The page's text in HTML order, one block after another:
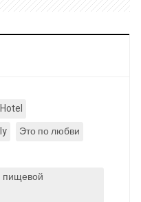
Это по любви
пищевой